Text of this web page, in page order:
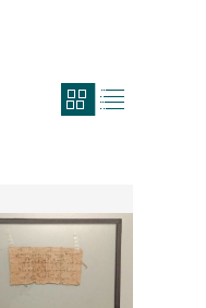
View
search